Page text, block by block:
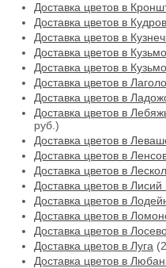
Доставка цветов в
Доставка цветов в
Доставка цветов в
Доставка цветов в
Доставка цветов в
Доставка цветов в
Доставка цветов в
Доставка цветов в
руб.)
Доставка цветов в
Доставка цветов в
Доставка цветов в
Доставка цветов в
Доставка цветов в
Доставка цветов в
Доставка цветов в
Доставка цветов в Луга
Доставка цветов в